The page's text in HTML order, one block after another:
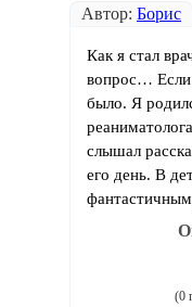
Автор: Борис
Как я стал
вопрос… Если
было. Я
слышал
его день. В
(0